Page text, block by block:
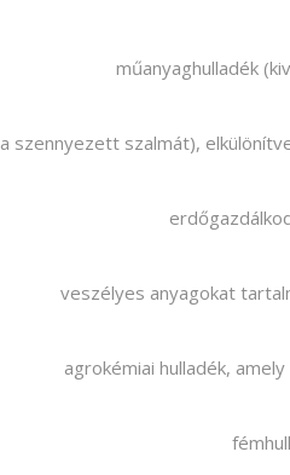
műanyaghulladék
szennyezett szalmát),
veszélyes anyagokat
agrokémiai hulladék,